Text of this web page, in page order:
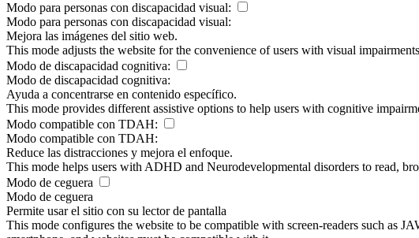
Modo para personas con discapacidad visual:
Modo para personas con discapacidad visual:
Mejora las imágenes del sitio web.
This mode adjusts the website for the convenience of users with visual
Modo de discapacidad cognitiva:
Modo de discapacidad cognitiva:
Ayuda a concentrarse en contenido específico.
This mode provides different assistive options to help users with cognitive
Modo compatible con TDAH:
Modo compatible con TDAH:
Reduce las distracciones y mejora el enfoque.
This mode helps users with ADHD and Neurodevelopmental disorders to read,
Modo de ceguera
Modo de ceguera
Permite usar el sitio con su lector de pantalla
This mode configures the website to be compatible with screen-readers such as